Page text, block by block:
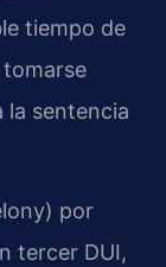
tiempo de
tomarse
la sentencia
por
tercer DUI,